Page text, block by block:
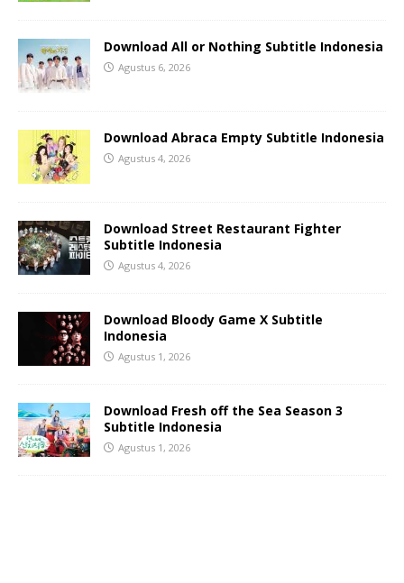
Download All or Nothing Subtitle Indonesia
Agustus 6, 2026
Download Abraca Empty Subtitle Indonesia
Agustus 4, 2026
Download Street Restaurant Fighter
Subtitle Indonesia
Agustus 4, 2026
Download Bloody Game X Subtitle
Indonesia
Agustus 1, 2026
Download Fresh off the Sea Season 3
Subtitle Indonesia
Agustus 1, 2026